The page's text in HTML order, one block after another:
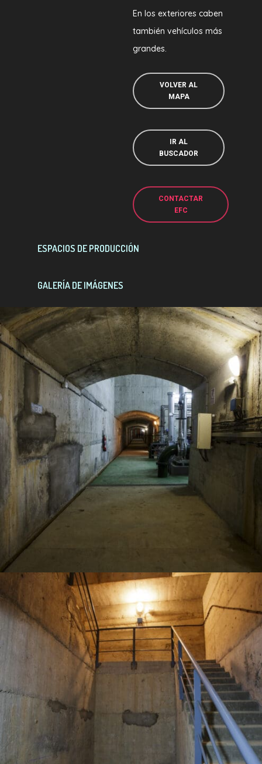
En los exteriores caben
también vehículos más
grandes.
VOLVER AL
MAPA
IR AL
BUSCADOR
CONTACTAR
EFC
ESPACIOS DE PRODUCCIÓN
GALERÍA DE IMÁGENES